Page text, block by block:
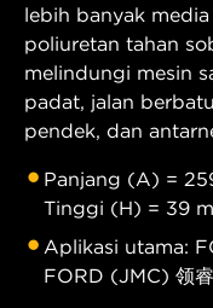
lebih banyak
poliuretan tahan
melindungi mesin
padat, jalan
pendek, dan
Panjang (A) =
Tinggi (H) = 39
Aplikasi utama:
FORD (JMC) 领